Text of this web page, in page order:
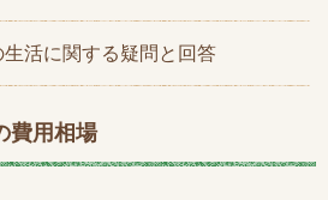
活に関する疑問と回答
費用相場